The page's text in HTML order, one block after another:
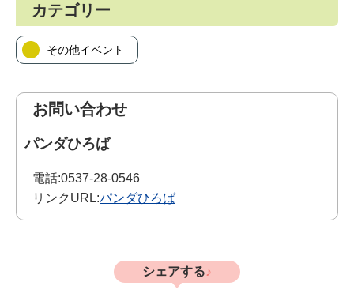
カテゴリー
その他イベント
お問い合わせ
パンダひろば
電話:0537-28-0546
リンクURL:パンダひろば
シェアする